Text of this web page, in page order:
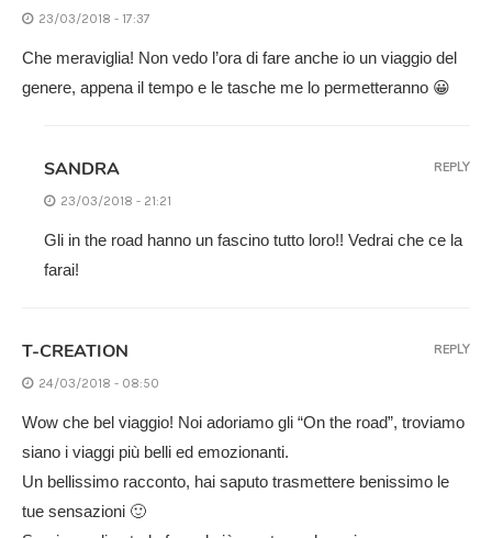
23/03/2018 - 17:37
Che meraviglia! Non vedo l’ora di fare anche io un viaggio del
genere, appena il tempo e le tasche me lo permetteranno 😀
SANDRA
23/03/2018 - 21:21
Gli in the road hanno un fascino tutto loro!! Vedrai che ce la
farai!
REPLY
T-CREATION
24/03/2018 - 08:50
Wow che bel viaggio! Noi adoriamo gli “On the road”, troviamo
siano i viaggi più belli ed emozionanti.
Un bellissimo racconto, hai saputo trasmettere benissimo le
tue sensazioni 🙂
REPLY